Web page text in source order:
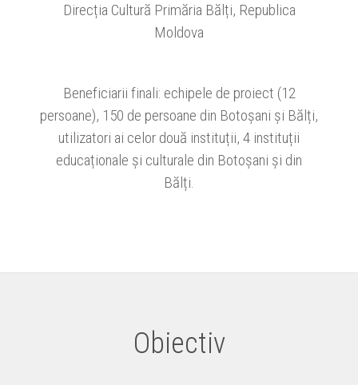
Direcția Cultură Primăria Bălți, Republica
Moldova
Beneficiarii finali: echipele de proiect (12
persoane), 150 de persoane din Botoșani și Bălți,
utilizatori ai celor două instituții, 4 instituții
educaționale și culturale din Botoșani și din
Bălți.
Obiectiv